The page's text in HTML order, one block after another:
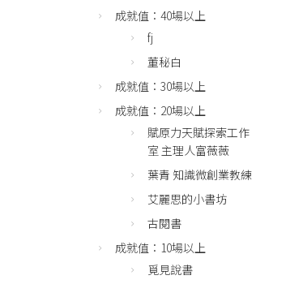
成就值：40場以上
fj
董秘白
成就值：30場以上
成就值：20場以上
賦原力天賦探索工作
室 主理人富薇薇
葉青 知識微創業教練
艾麗思的小書坊
古閱書
成就值：10場以上
覓見說書